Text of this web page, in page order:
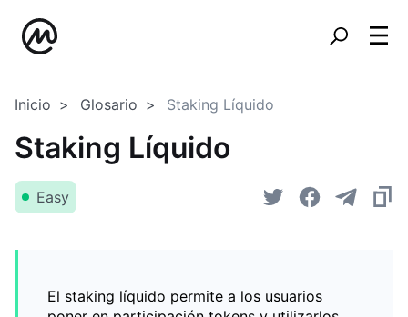
Inicio Glosario Staking Líquido
Staking Líquido
Easy
El staking líquido permite a los usuarios